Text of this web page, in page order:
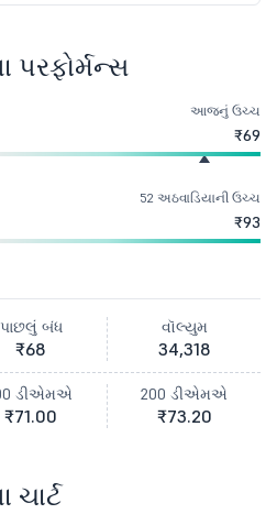
પરફોર્મન્સ
આજનું ઉચ્ચ
₹69
52 અઠવાડિયાની ઉચ્ચ
₹93
પાછલું બંધ
₹68
વૉલ્યુમ
34,318
ડીએમએ
₹71.00
200 ડીએમએ
₹73.20
ચાર્ટ